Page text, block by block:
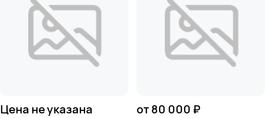
Цена не указана от 80 000 ₽